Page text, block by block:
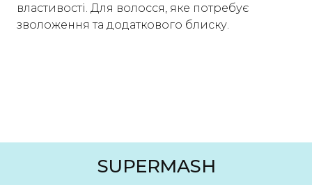
властивості. Для волосся, яке потребує
зволоження та додаткового блиску.
SUPERMASH